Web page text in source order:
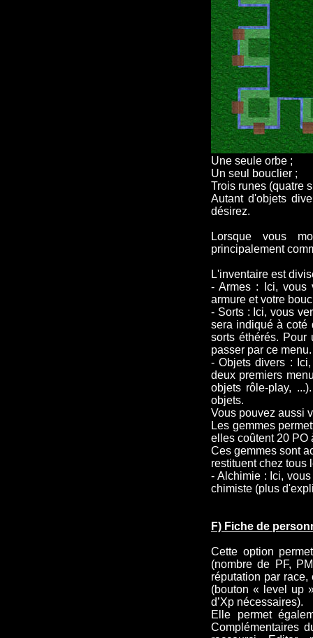
Une seule orbe ;
Un seul bouclier ;
Trois runes (quatre
Autant d'objets
désirez.
Lorsque vous
principalement
L'inventaire est
- Armes : Ici, vous
armure et votre
- Sorts : Ici, vous
sera indiqué à coté
sorts éthérés.
passer par ce menu.
- Objets divers :
deux premiers
objets rôle-play,
objets.
Vous pouvez aussi
Les gemmes
elles coûtent 20 PO
Ces gemmes sont
restituent chez tous
- Alchimie : Ici,
chimiste (plus
F) Fiche de
Cette option
(nombre de PF,
réputation par
(bouton « level up
d’Xp nécessaires).
Elle permet
Complémentaires